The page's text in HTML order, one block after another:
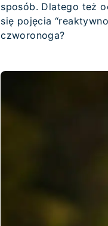
sposób. Dlatego też
się pojęcia
czworonoga?